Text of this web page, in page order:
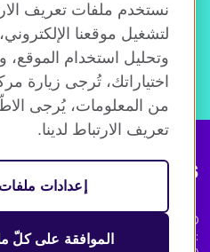
تحدث إلى أحد أعضاء فريقنا.
احجز استشارة
Connect with us
Kingdom's international organisation
opportunities. A registered charity:
نستخدم ملفات تعريف
لتشغيل موقعنا
وتحليل استخدام الموقع،
اختياراتك، تُرجى زيارة
من المعلومات، يُرجى
تعريف الارتباط لدينا.
إعدادات
الموافقة على كلّ